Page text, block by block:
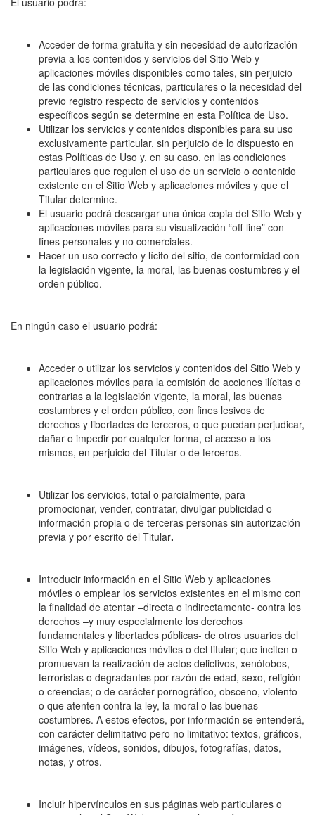
Acceder de forma gratuita y sin necesidad de autorización
previa a los contenidos y servicios del Sitio Web y
aplicaciones móviles disponibles como tales, sin perjuicio
de las condiciones técnicas, particulares o la necesidad del
previo registro respecto de servicios y contenidos
específicos según se determine en esta Política de Uso.
Utilizar los servicios y contenidos disponibles para su uso
exclusivamente particular, sin perjuicio de lo dispuesto en
estas Políticas de Uso y, en su caso, en las condiciones
particulares que regulen el uso de un servicio o contenido
existente en el Sitio Web y aplicaciones móviles y que el
Titular determine.
El usuario podrá descargar una única copia del Sitio Web y
aplicaciones móviles para su visualización “off-line” con
fines personales y no comerciales.
Hacer un uso correcto y lícito del sitio, de conformidad con
la legislación vigente, la moral, las buenas costumbres y el
orden público.
En ningún caso el usuario podrá:
Acceder o utilizar los servicios y contenidos del Sitio Web y
aplicaciones móviles para la comisión de acciones ilícitas o
contrarias a la legislación vigente, la moral, las buenas
costumbres y el orden público, con fines lesivos de
derechos y libertades de terceros, o que puedan perjudicar,
dañar o impedir por cualquier forma, el acceso a los
mismos, en perjuicio del Titular o de terceros.
Utilizar los servicios, total o parcialmente, para
promocionar, vender, contratar, divulgar publicidad o
información propia o de terceras personas sin autorización
previa y por escrito del Titular.
Introducir información en el Sitio Web y aplicaciones
móviles o emplear los servicios existentes en el mismo con
la finalidad de atentar –directa o indirectamente- contra los
derechos –y muy especialmente los derechos
fundamentales y libertades públicas- de otros usuarios del
Sitio Web y aplicaciones móviles o del titular; que inciten o
promuevan la realización de actos delictivos, xenófobos,
terroristas o degradantes por razón de edad, sexo, religión
o creencias; o de carácter pornográfico, obsceno, violento
o que atenten contra la ley, la moral o las buenas
costumbres. A estos efectos, por información se entenderá,
con carácter delimitativo pero no limitativo: textos, gráficos,
imágenes, vídeos, sonidos, dibujos, fotografías, datos,
notas, y otros.
Incluir hipervínculos en sus páginas web particulares o